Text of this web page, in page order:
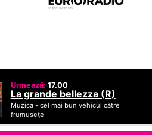
Urmează: 17.00
La grande bellezza (R)
Muzica - cel mai bun vehicul către
frumuseţe